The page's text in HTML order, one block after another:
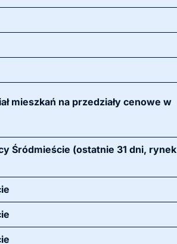
mieszkań na przedziały cenowe w
Śródmieście (ostatnie 31 dni, rynek